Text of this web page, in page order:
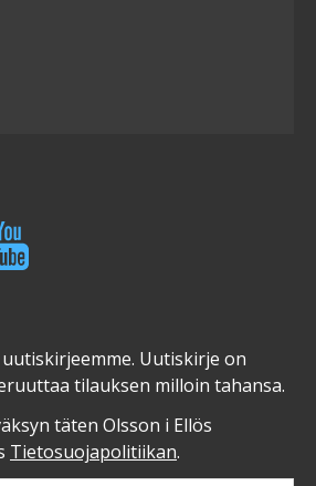
Uutiskirje on
tilauksen milloin tahansa.
täten Olsson i Ellös
Tietosuojapolitiikan.